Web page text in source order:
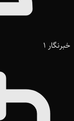
خبرنگار 1